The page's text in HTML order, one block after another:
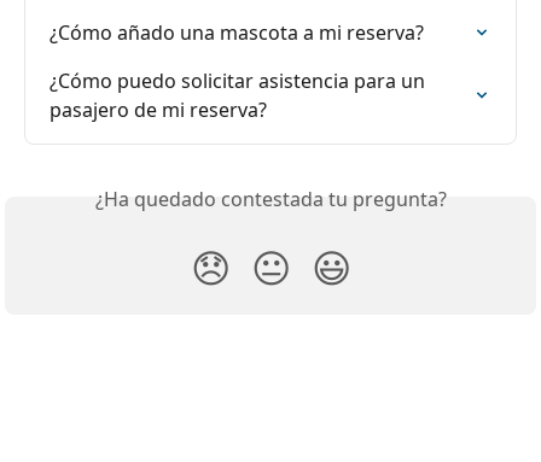
¿Cómo añado una mascota a mi reserva?
¿Cómo puedo solicitar asistencia para un
pasajero de mi reserva?
¿Ha quedado contestada tu pregunta?
😞 😐 😃